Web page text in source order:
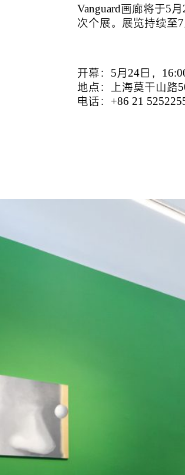
Vanguard画廊将于5
次个展。展览持续至7
开幕：5月24日，
地点：上海莫干山路
电话：+86 21